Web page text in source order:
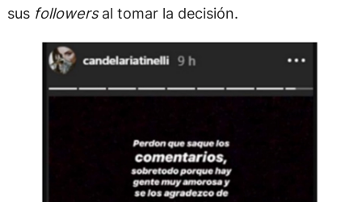
sus followersal tomar la decisión.